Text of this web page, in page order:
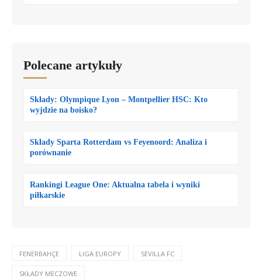
Polecane artykuły
Składy: Olympique Lyon – Montpellier HSC: Kto
wyjdzie na boisko?
Składy Sparta Rotterdam vs Feyenoord: Analiza i
porównanie
Rankingi League One: Aktualna tabela i wyniki
piłkarskie
FENERBAHÇE LIGA EUROPY SEVILLA FC
SKŁADY MECZOWE